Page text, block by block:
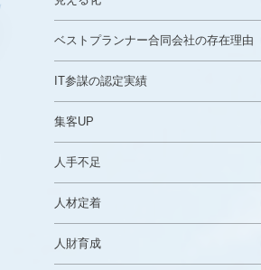
ベストプランナー合同会社の存在理由
IT参謀の認定実績
集客UP
人手不足
人材定着
人財育成